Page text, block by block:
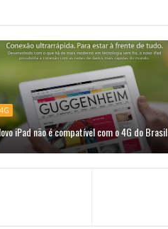
4G
iPad não é compatível com o 4G do Brasil